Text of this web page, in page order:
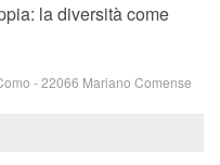
la diversità come
-22066 Mariano Comense